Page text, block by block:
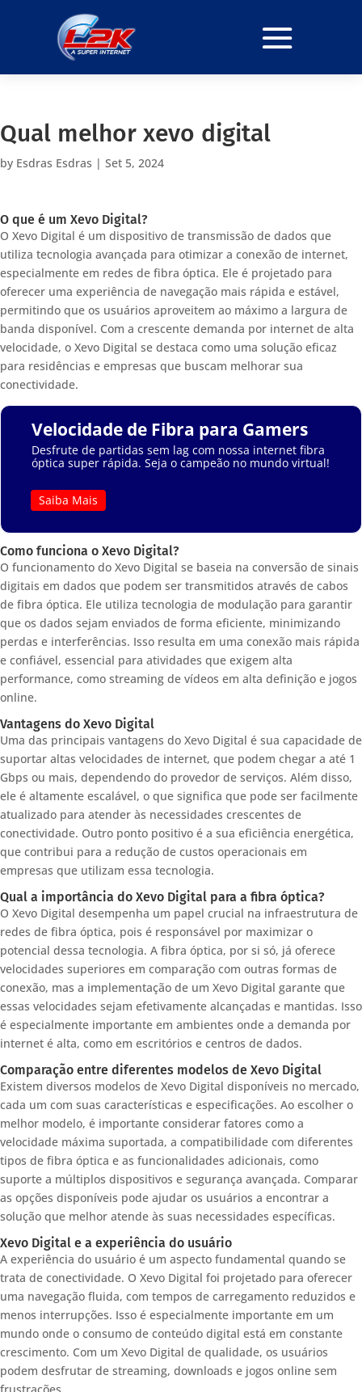
Qual melhor xevo digital
by Esdras Esdras | Set 5, 2024
O que é um Xevo Digital?
O Xevo Digital é um dispositivo de transmissão de dados que
utiliza tecnologia avançada para otimizar a conexão de internet,
especialmente em redes de fibra óptica. Ele é projetado para
oferecer uma experiência de navegação mais rápida e estável,
permitindo que os usuários aproveitem ao máximo a largura de
banda disponível. Com a crescente demanda por internet de alta
velocidade, o Xevo Digital se destaca como uma solução eficaz
para residências e empresas que buscam melhorar sua
conectividade.
Velocidade de Fibra para Gamers
Desfrute de partidas sem lag com nossa internet fibra
óptica super rápida. Seja o campeão no mundo virtual!
Saiba Mais
Como funciona o Xevo Digital?
O funcionamento do Xevo Digital se baseia na conversão de sinais
digitais em dados que podem ser transmitidos através de cabos
de fibra óptica. Ele utiliza tecnologia de modulação para garantir
que os dados sejam enviados de forma eficiente, minimizando
perdas e interferências. Isso resulta em uma conexão mais rápida
e confiável, essencial para atividades que exigem alta
performance, como streaming de vídeos em alta definição e jogos
online.
Vantagens do Xevo Digital
Uma das principais vantagens do Xevo Digital é sua capacidade de
suportar altas velocidades de internet, que podem chegar a até 1
Gbps ou mais, dependendo do provedor de serviços. Além disso,
ele é altamente escalável, o que significa que pode ser facilmente
atualizado para atender às necessidades crescentes de
conectividade. Outro ponto positivo é a sua eficiência energética,
que contribui para a redução de custos operacionais em
empresas que utilizam essa tecnologia.
Qual a importância do Xevo Digital para a fibra óptica?
O Xevo Digital desempenha um papel crucial na infraestrutura de
redes de fibra óptica, pois é responsável por maximizar o
potencial dessa tecnologia. A fibra óptica, por si só, já oferece
velocidades superiores em comparação com outras formas de
conexão, mas a implementação de um Xevo Digital garante que
essas velocidades sejam efetivamente alcançadas e mantidas. Isso
é especialmente importante em ambientes onde a demanda por
internet é alta, como em escritórios e centros de dados.
Comparação entre diferentes modelos de Xevo Digital
Existem diversos modelos de Xevo Digital disponíveis no mercado,
cada um com suas características e especificações. Ao escolher o
melhor modelo, é importante considerar fatores como a
velocidade máxima suportada, a compatibilidade com diferentes
tipos de fibra óptica e as funcionalidades adicionais, como
suporte a múltiplos dispositivos e segurança avançada. Comparar
as opções disponíveis pode ajudar os usuários a encontrar a
solução que melhor atende às suas necessidades específicas.
Xevo Digital e a experiência do usuário
A experiência do usuário é um aspecto fundamental quando se
trata de conectividade. O Xevo Digital foi projetado para oferecer
uma navegação fluida, com tempos de carregamento reduzidos e
menos interrupções. Isso é especialmente importante em um
mundo onde o consumo de conteúdo digital está em constante
crescimento. Com um Xevo Digital de qualidade, os usuários
podem desfrutar de streaming, downloads e jogos online sem